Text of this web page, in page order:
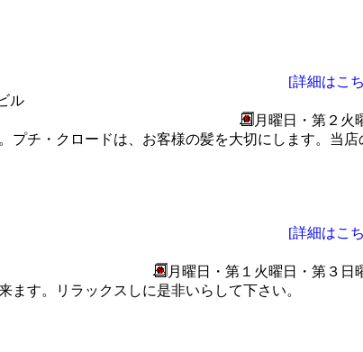
[詳細はこ
ル
月曜日・第２火
プチ・クロードは、お客様の髪を大切にします。当店
[詳細はこ
月曜日・第１火曜日・第３日
ます。リラックスしに是非いらして下さい。